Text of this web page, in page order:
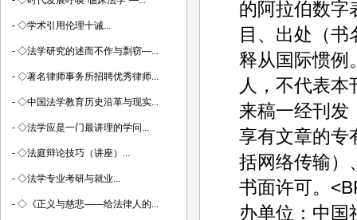
的阿拉伯数字
目、出处（书
释从国际惯例
人，不代表
来稿一经刊发
享有文章的专
括网络传输）
书面许可。
办单位：中国
- ◇学术引用伦理十诫...
- ◇法学研究的述而不作与剽窃—...
- ◇著名律师事务所招聘优秀律师...
- ◇中国法学教育历史沿革与现实...
- ◇法学应是一门最讲理的学问...
- ◇法庭辩论技巧（讲座）...
- ◇法学专业考研与就业...
- ◇《正义与慈悲——给法律人的...